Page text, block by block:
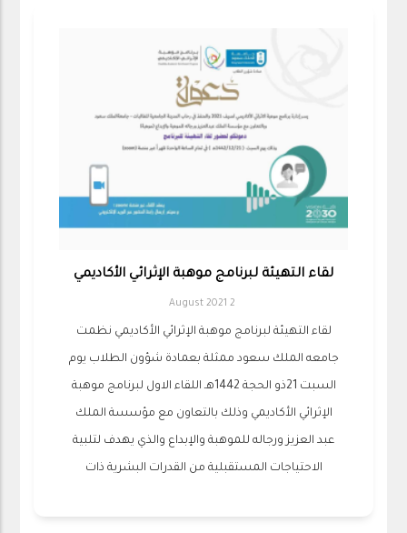
لقاء التهيئة لبرنامج موهبة الإثرائي الأكاديمي
2 August 2021
لقاء التهيئة لبرنامج موهبة الإثرائي الأكاديمي نظمت
جامعه الملك سعود ممثلة بعمادة شؤون الطلاب يوم
السبت 21ذو الحجة 1442هـ اللقاء الاول لبرنامج موهبة
الإثرائي الأكاديمي وذلك بالتعاون مع مؤسسة الملك
عبد العزيز ورجاله للموهبة والإبداع والذي يهدف لتلبية
الاحتياجات المستقبلية من القدرات البشرية ذات